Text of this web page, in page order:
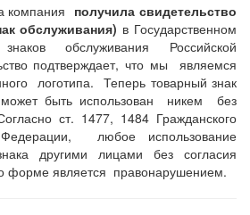
компания получила свидетельство
обслуживания) в Государственном
обслуживания Российской
подтверждает, что мы являемся
логотипа. Теперь товарный знак
быть использован никем без
ст. 1477, 1484 Гражданского
Федерации, любое использование
другими лицами без согласия
форме является правонарушением.